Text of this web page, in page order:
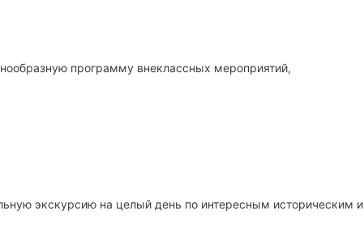
программу внеклассных мероприятий,
экскурсию на целый день по интересным историческим и